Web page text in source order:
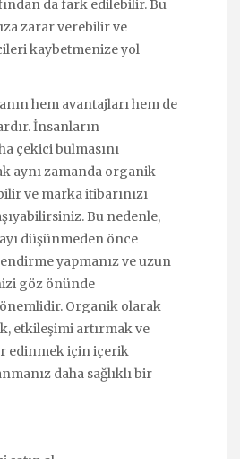
da fark edilebilir. Bu
zarar verebilir ve
kaybetmenize yol
hem avantajları hem de
İnsanların
çekici bulmasını
aynı zamanda organik
ve marka itibarınızı
Bu nedenle,
düşünmeden önce
yapmanız ve uzun
göz önünde
Organik olarak
etkileşimi artırmak ve
edinmek için içerik
daha sağlıklı bir